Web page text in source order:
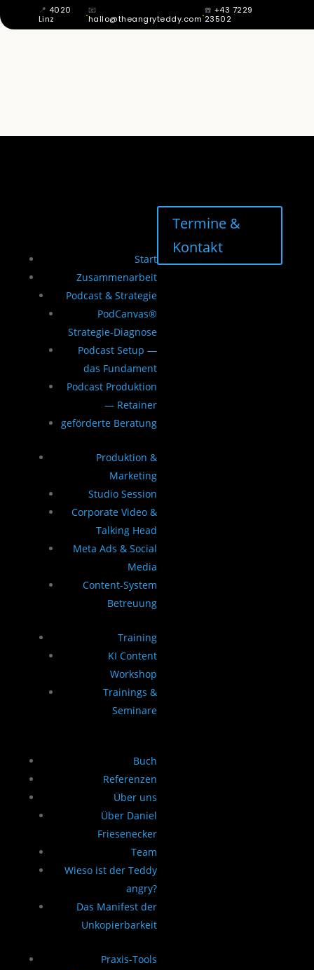
📍 4020
Linz
·📧
hallo@theangryteddy.com·☎️ +43 7229
23502
Start
Zusammenarbeit
Podcast & Strategie
PodCanvas®
Strategie-Diagnose
Podcast Setup —
das Fundament
Podcast Produktion
— Retainer
geförderte Beratung
Produktion &
Marketing
Studio Session
Corporate Video &
Talking Head
Meta Ads & Social
Media
Content-System
Betreuung
Training
KI Content
Workshop
Trainings &
Seminare
Buch
Referenzen
Über uns
Über Daniel
Friesenecker
Team
Wieso ist der Teddy
angry?
Das Manifest der
Unkopierbarkeit
Praxis-Tools
Termine &
Kontakt